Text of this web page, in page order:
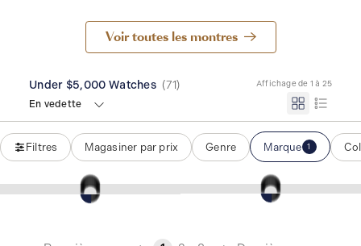
Voir toutes les montres
Under $5,000 Watches (71) Affichage de 1 à 25
En vedette
Filtres Magasiner par prix Genre Marque 1